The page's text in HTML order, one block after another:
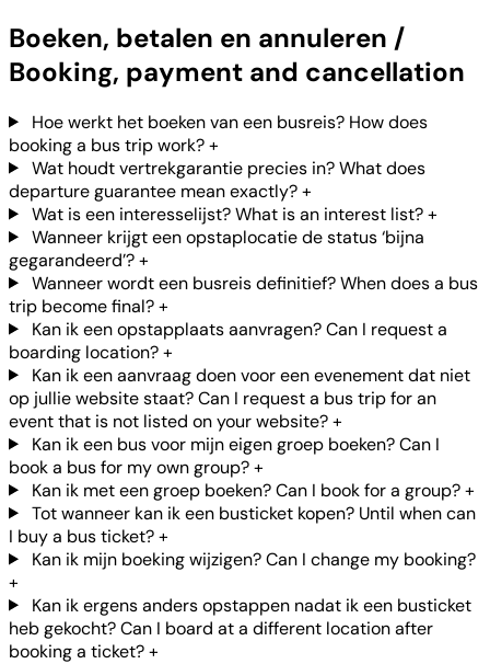
Boeken, betalen en annuleren /
Booking, payment and cancellation
Hoe werkt het boeken van een busreis? How does
booking a bus trip work?+
Wat houdt vertrekgarantie precies in? What does
departure guarantee mean exactly?+
Wat is een interesselijst? What is an interest list?+
Wanneer krijgt een opstaplocatie de status ‘bijna
gegarandeerd’?+
Wanneer wordt een busreis definitief? When does a bus
trip become final?+
Kan ik een opstapplaats aanvragen? Can I request a
boarding location?+
Kan ik een aanvraag doen voor een evenement dat niet
op jullie website staat? Can I request a bus trip for an
event that is not listed on your website?+
Kan ik een bus voor mijn eigen groep boeken? Can I
book a bus for my own group?+
Kan ik met een groep boeken? Can I book for a group?+
Tot wanneer kan ik een busticket kopen? Until when can
I buy a bus ticket?+
Kan ik mijn boeking wijzigen? Can I change my booking?
+
Kan ik ergens anders opstappen nadat ik een busticket
heb gekocht? Can I board at a different location after
booking a ticket?+